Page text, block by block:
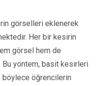
görselleri eklenerek
Her bir kesirin
görsel hem de
Bu yöntem, basit kesirleri
böylece öğrencilerin